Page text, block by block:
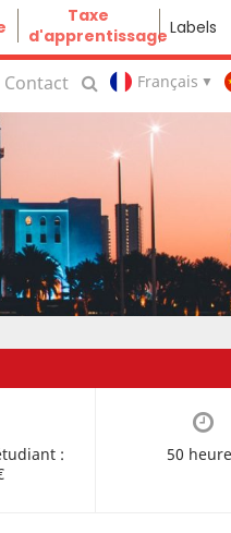
Taxe
d'apprentissageLabels
Contact
:
50